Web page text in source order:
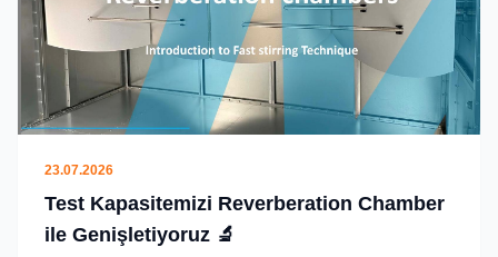
23.07.2026
Test Kapasitemizi Reverberation Chamber
ile Genişletiyoruz 🔬